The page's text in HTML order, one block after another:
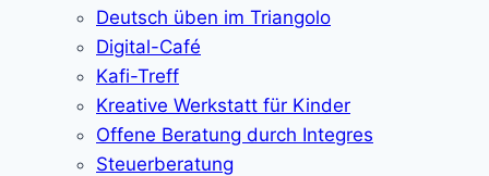
Deutsch üben im Triangolo
Digital-Café
Kafi-Treff
Kreative Werkstatt für Kinder
Offene Beratung durch Integres
Steuerberatung